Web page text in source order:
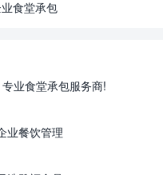
食堂承包
业食堂承包服务商!
业餐饮管理